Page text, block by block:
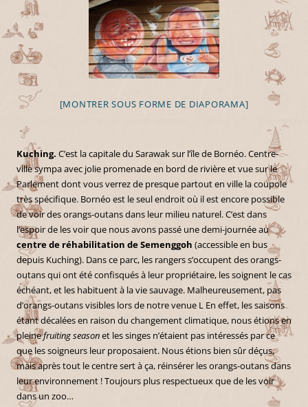
[MONTRER SOUS FORME DE DIAPORAMA]
Kuching. C’est la capitale du Sarawak sur l’île de Bornéo. Centre-
ville sympa avec jolie promenade en bord de rivière et vue sur le
Parlement dont vous verrez de presque partout en ville la coupole
très spécifique. Bornéo est le seul endroit où il est encore possible
de voir des orangs-outans dans leur milieu naturel. C’est dans
l’espoir de les voir que nous avons passé une demi-journée au
centre de réhabilitation de Semenggoh (accessible en bus
depuis Kuching). Dans ce parc, les rangers s’occupent des orangs-
outans qui ont été confisqués à leur propriétaire, les soignent le cas
échéant, et les habituent à la vie sauvage. Malheureusement, pas
d’orangs-outans visibles lors de notre venue L En effet, les saisons
étant décalées en raison du changement climatique, nous étions en
pleinefruiting seasonet les singes n’étaient pas intéressés par ce
que les soigneurs leur proposaient. Nous étions bien sûr déçus,
mais après tout le centre sert à ça, réinsérer les orangs-outans dans
leur environnement ! Toujours plus respectueux que de les voir
dans un zoo…